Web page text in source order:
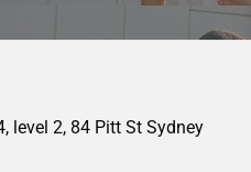
level 2, 84 Pitt St Sydney